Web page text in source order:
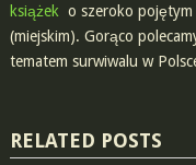
książek o szeroko pojętym
(miejskim). Gorąco
tematem surwiwalu w
RELATED POSTS